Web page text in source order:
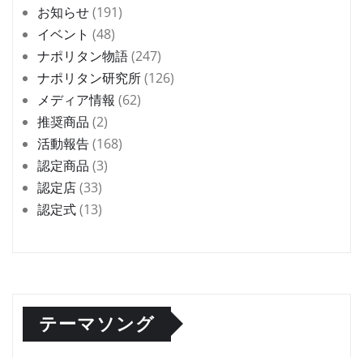
お知らせ(191)
イベント (48)
ナポリタン物語(247)
ナポリタン研究所(126)
メディア情報 (62)
推奨商品 (2)
活動報告(168)
認定商品 (3)
認定店(33)
認定式(13)
テーマソング